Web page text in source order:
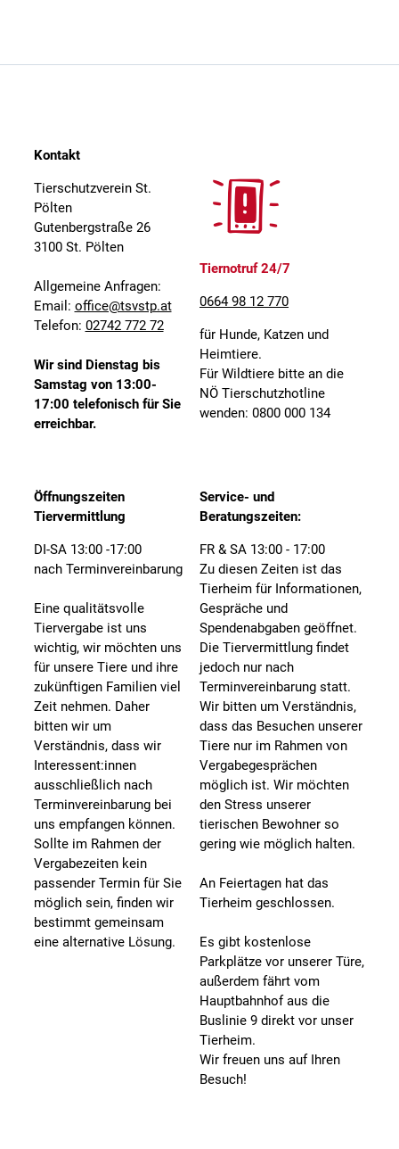
Kontakt
Tierschutzverein St.
Pölten
Gutenbergstraße 26
3100 St. Pölten
Allgemeine Anfragen:
Email: office@tsvstp.at
Telefon: 02742 772 72
Wir sind Dienstag bis
Samstag von 13:00-
17:00 telefonisch für Sie
erreichbar.
Tiernotruf 24/7
0664 98 12 770
für Hunde, Katzen und
Heimtiere.
Für Wildtiere bitte an die
NÖ Tierschutzhotline
wenden: 0800 000 134
Öffnungszeiten
Tiervermittlung
DI-SA 13:00 -17:00
nach Terminvereinbarung
Eine qualitätsvolle
Tiervergabe ist uns
wichtig, wir möchten uns
für unsere Tiere und ihre
zukünftigen Familien viel
Zeit nehmen. Daher
bitten wir um
Verständnis, dass wir
Interessent:innen
ausschließlich nach
Terminvereinbarung bei
uns empfangen können.
Sollte im Rahmen der
Vergabezeiten kein
passender Termin für Sie
möglich sein, finden wir
bestimmt gemeinsam
eine alternative Lösung.
Service- und
Beratungszeiten:
FR & SA 13:00 - 17:00
Zu diesen Zeiten ist das
Tierheim für Informationen,
Gespräche und
Spendenabgaben geöffnet.
Die Tiervermittlung findet
jedoch nur nach
Terminvereinbarung statt.
Wir bitten um Verständnis,
dass das Besuchen unserer
Tiere nur im Rahmen von
Vergabegesprächen
möglich ist. Wir möchten
den Stress unserer
tierischen Bewohner so
gering wie möglich halten.
An Feiertagen hat das
Tierheim geschlossen.
Es gibt kostenlose
Parkplätze vor unserer Türe,
außerdem fährt vom
Hauptbahnhof aus die
Buslinie 9 direkt vor unser
Tierheim.
Wir freuen uns auf Ihren
Besuch!